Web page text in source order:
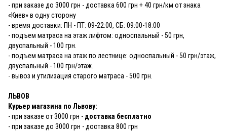
- при заказе до 3000 грн - доставка 600 грн + 40 грн/км от знака
«Киев» в одну сторону
- время доставки: ПН - ПТ: 09-22:00, СБ: 09:00-18:00
- подъем матраса на этаж лифтом: односпальный - 50 грн,
двуспальный - 100 грн.
- подъем матраса на этаж по лестнице: односпальный - 50 грн/этаж,
двуспальный - 100 грн/этаж.
- вывоз и утилизация старого матраса - 500 грн.
ЛЬВОВ
Курьер магазина по Львову:
- при заказе от 3000 грн - доставка бесплатно
- при заказе до 3000 грн - доставка 800 грн